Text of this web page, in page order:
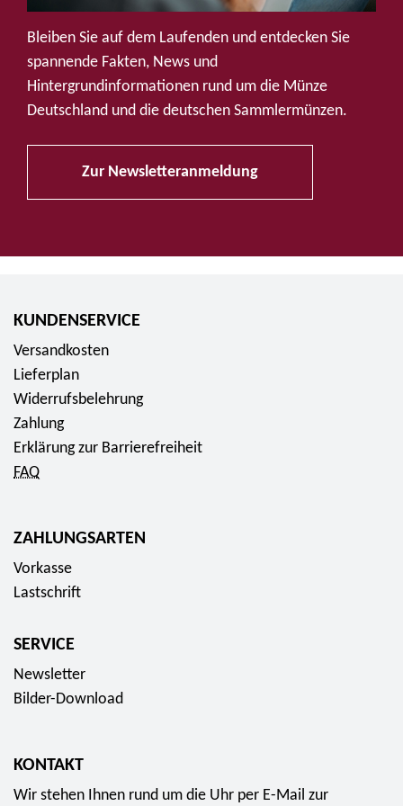
u
f
S
o
c
d
Bleiben Sie auf dem Laufenden und entdecken Sie
spannende Fakten, News und
Hintergrundinformationen rund um die Münze
Deutschland und die deutschen Sammlermünzen.
Zur Newsletteranmeldung
KUNDENSERVICE
Versandkosten
Lieferplan
Widerrufsbelehrung
Zahlung
Erklärung zur Barrierefreiheit
FAQ
ZAHLUNGSARTEN
Vorkasse
Lastschrift
SERVICE
Newsletter
Bilder-Download
KONTAKT
Wir stehen Ihnen rund um die Uhr per E-Mail zur